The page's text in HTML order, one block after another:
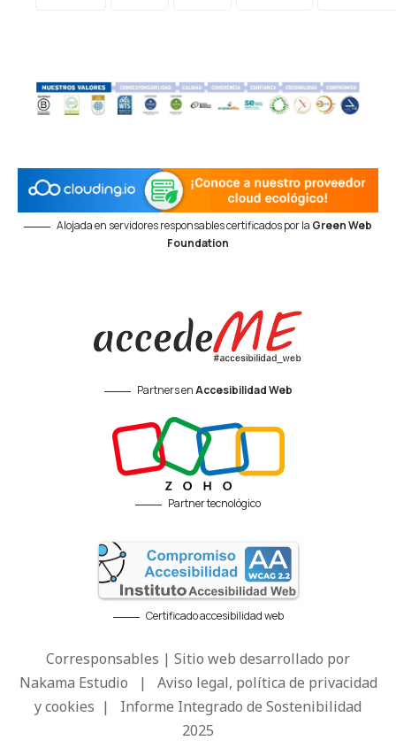
Alojada en servidores responsables certificados por la Green Web
Foundation
Partners enAccesibilidad Web
Partner tecnológico
Certificado accesibilidad web
Corresponsables | Sitio web desarrollado por
Nakama Estudio | Aviso legal, política de privacidad
y cookies | Informe Integrado de Sostenibilidad
2025